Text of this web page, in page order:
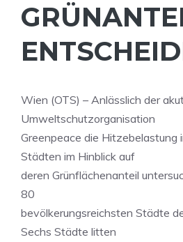
Wien (OTS) – Anlässlich der
Umweltschutzorganisation
Greenpeace die Hitzebelastung
Städten im Hinblick auf
deren Grünflächenanteil
80
bevölkerungsreichsten Städte
Sechs Städte litten